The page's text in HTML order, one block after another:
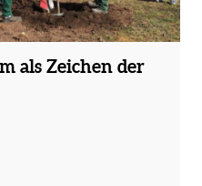
als Zeichen der